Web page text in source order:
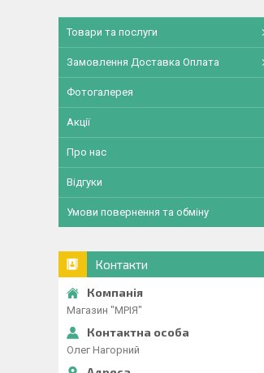
Товари та послуги
Замовлення Доставка Оплата
Фотогалерея
Акції
Про нас
Відгуки
Умови повернення та обміну
Контакти
Магазин "МРІЯ"
Олег Нагорний